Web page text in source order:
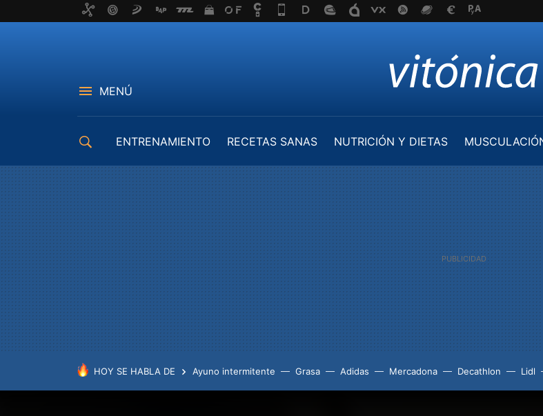
MENÚ
ENTRENAMIENTO RECETAS SANAS NUTRICIÓN Y DIETAS
HOY SE HABLA DE Ayuno intermitente Grasa Adidas Mercadona Decathlon Lidl